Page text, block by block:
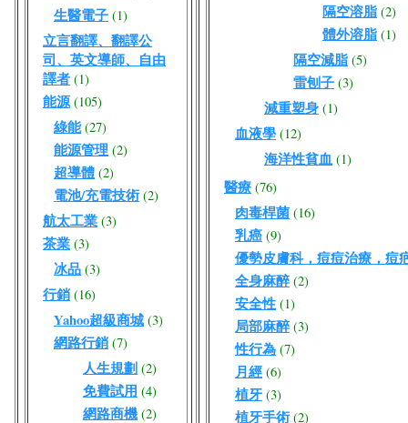
生醫電子 (1)
立言翻譯、翻譯公
司、英文導師、自由
譯者 (1)
能源 (105)
綠能 (27)
能源管理 (2)
超導體 (2)
電池/充電技術 (2)
航太工業 (3)
茶業 (3)
冰品 (3)
行銷 (16)
Yahoo超級商城 (3)
網路行銷 (7)
人生規劃 (2)
免費試用 (4)
網路商機 (2)
隔空溶脂 (2)
體外溶脂 (1)
隔空減脂 (5)
雷刨子 (3)
減重塑身 (1)
血液學 (12)
海洋性貧血 (1)
醫療 (76)
肉毒桿菌 (16)
乳癌 (9)
優勢皮膚科，痘痘治療，痘
全身麻醉 (2)
安全性 (1)
局部麻醉 (3)
性行為 (7)
月經 (6)
植牙 (3)
植牙手術 (2)